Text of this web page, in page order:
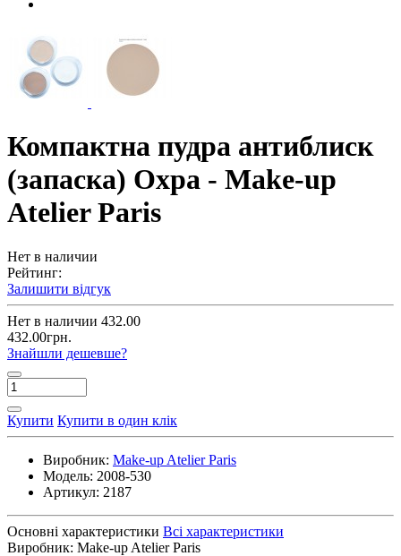
Компактна пудра антиблиск
(запаска) Охра - Make-up
Atelier Paris
Нет в наличии
Рейтинг:
Залишити відгук
Нет в наличии 432.00
432.00грн.
Знайшли дешевше?
Купити Купити в один клік
Виробник: Make-up Atelier Paris
Модель: 2008-530
Артикул: 2187
Основні характеристики Всі характеристики
Виробник: Make-up Atelier Paris